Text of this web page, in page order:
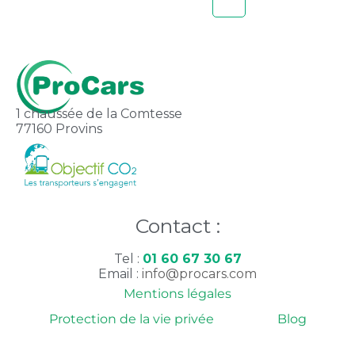
1 chaussée de la Comtesse
77160 Provins
Contact :
Tel : 01 60 67 30 67
Email : info@procars.com
Mentions légales
Protection de la vie privée
Blog